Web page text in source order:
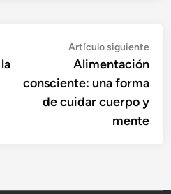
Artículo siguiente
Alimentación
consciente: una forma
de cuidar cuerpo y
mente